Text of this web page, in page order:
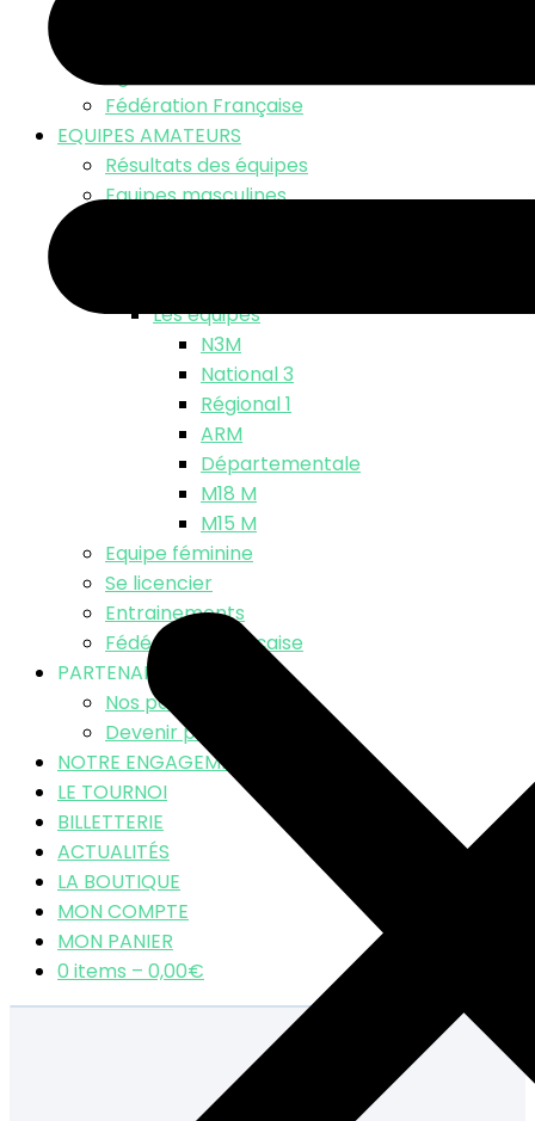
Fédération Française
EQUIPES AMATEURS
Résultats des équipes
Equipes masculines
Les équipes
N3M
National 3
Régional 1
ARM
Départementale
M18 M
M15 M
Equipe féminine
Se licencier
Entrainements
Fédération Française
PARTENAIRES
Nos partenaires
Devenir partenaire
NOTRE ENGAGEMENT RSE
LE TOURNOI
BILLETTERIE
ACTUALITÉS
LA BOUTIQUE
MON COMPTE
MON PANIER
0 items – 0,00€